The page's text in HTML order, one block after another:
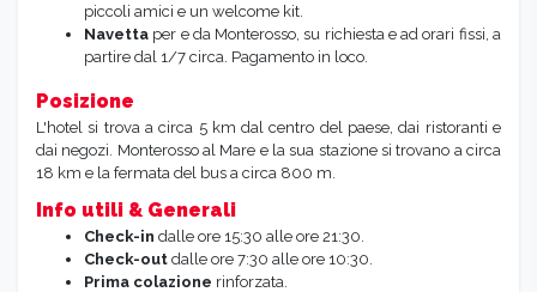
piccoli amici e un welcome kit.
Navetta per e da Monterosso, su richiesta e ad orari fissi, a
partire dal 1/7 circa. Pagamento in loco.
Posizione
L'hotel si trova a circa 5 km dal centro del paese, dai ristoranti e
dai negozi. Monterosso al Mare e la sua stazione si trovano a circa
18 km e la fermata del bus a circa 800 m.
Info utili & Generali
Check-in dalle ore 15:30 alle ore 21:30.
Check-out dalle ore 7:30 alle ore 10:30.
Prima colazione rinforzata.